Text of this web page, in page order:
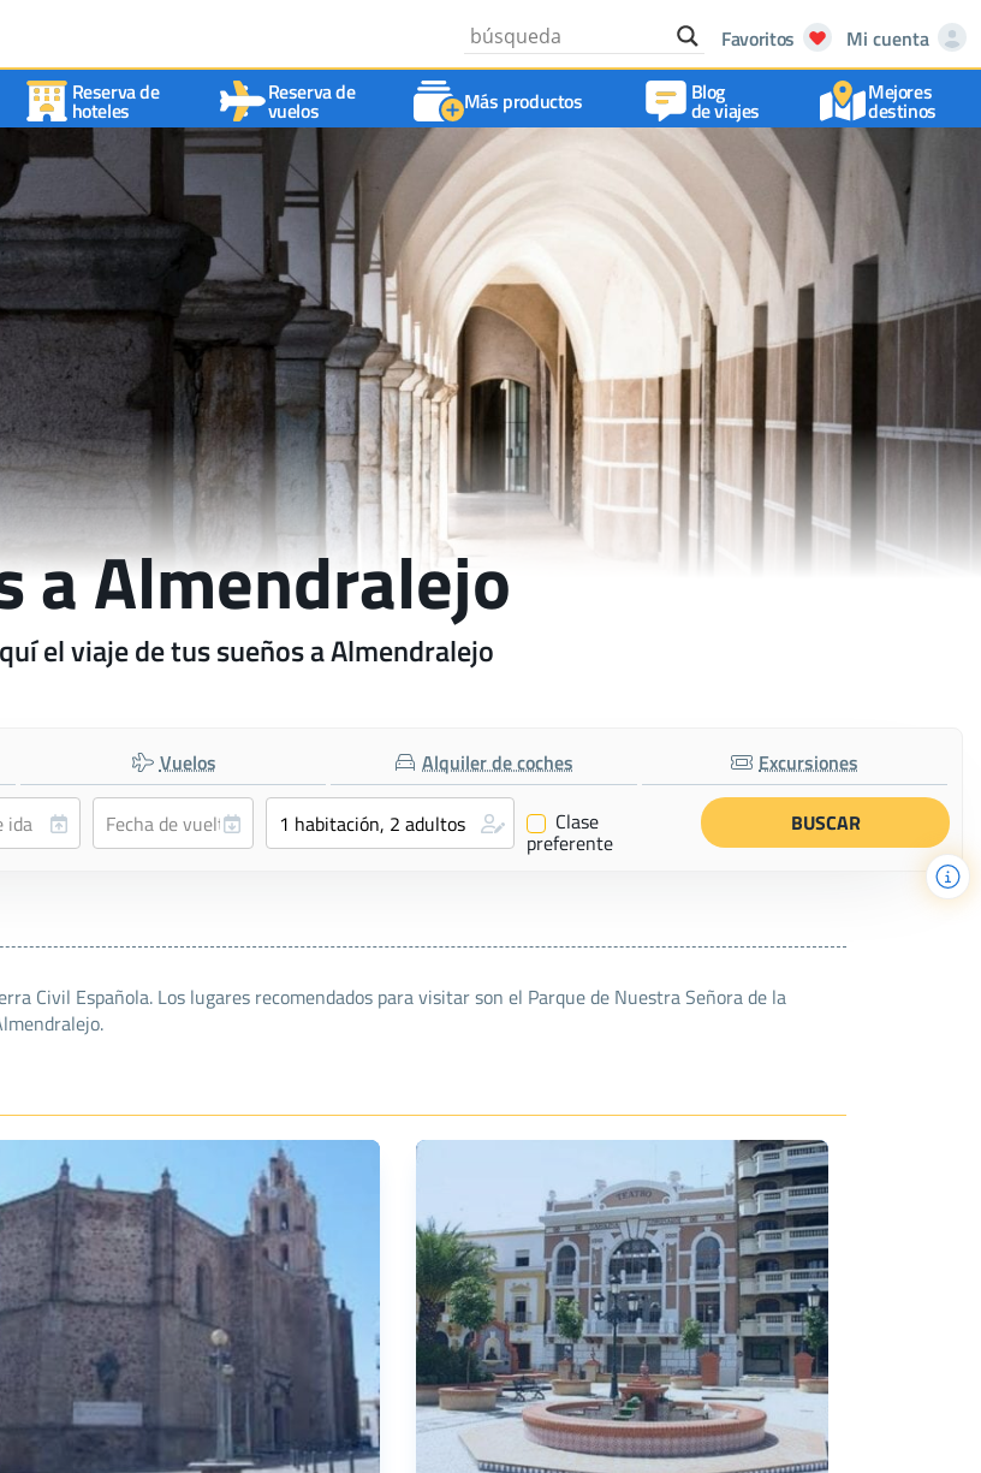
Favoritos
Mi cuenta
Reserva de
hoteles
Reserva de
vuelos Más productos Blog
de viajes
Mejores
destinos
a Almendralejo
el viaje de tus sueños a Almendralejo
Vuelos Alquiler de coches Excursiones
✔ Clase
preferente
Civil Española. Los lugares recomendados para visitar son el Parque de Nuestra Señora de la